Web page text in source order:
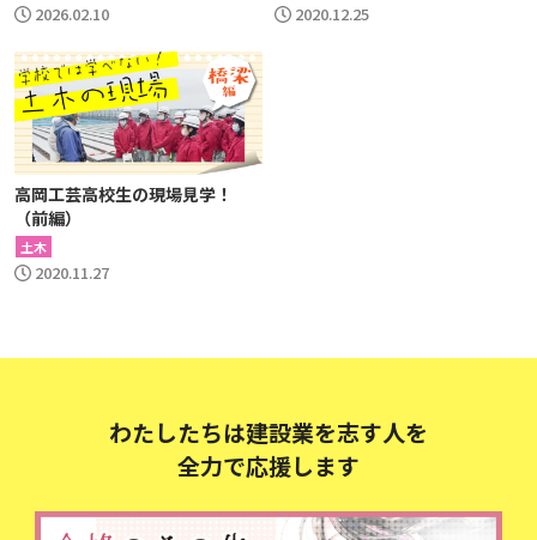
2026.02.10 2020.12.25
高岡工芸高校生の現場見学！
（前編）
土木
2020.11.27
わたしたちは建設業を志す人を
全力で応援します